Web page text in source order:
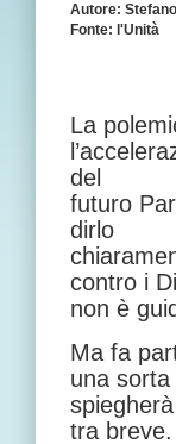
Autore:
Fonte: l'Unità
La
del
futuro
dirlo
contro i
non è
Ma fa
una
spiegherà
tra